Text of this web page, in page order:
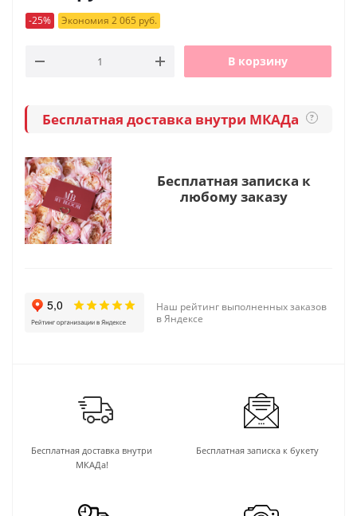
-25% Экономия 2 065 руб.
В корзину
Бесплатная доставка внутри МКАДа ?
Бесплатная записка к
любому заказу
Наш рейтинг выполненных заказов
в Яндексе
Бесплатная доставка внутри
МКАДа!
Бесплатная записка к букету